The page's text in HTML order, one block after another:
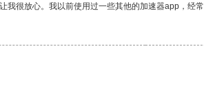
很放心。我以前使用过一些其他的加速器app，经